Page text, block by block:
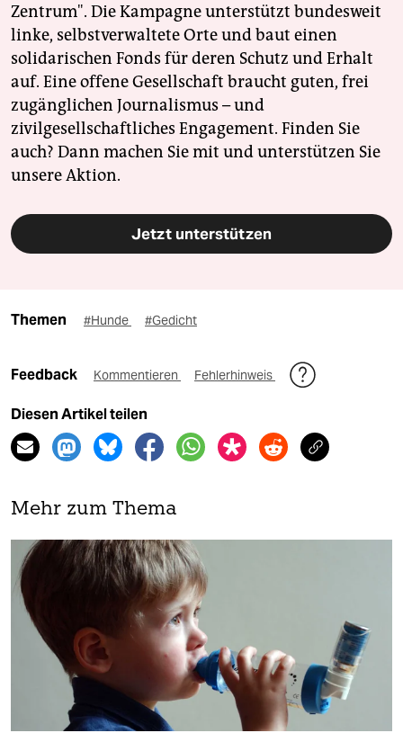
Zentrum". Die Kampagne unterstützt bundesweit
linke, selbstverwaltete Orte und baut einen
solidarischen Fonds für deren Schutz und Erhalt
auf. Eine offene Gesellschaft braucht guten, frei
zugänglichen Journalismus – und
zivilgesellschaftliches Engagement. Finden Sie
auch? Dann machen Sie mit und unterstützen Sie
unsere Aktion.
Jetzt unterstützen
Themen #Hunde #Gedicht
Feedback Kommentieren Fehlerhinweis
Diesen Artikel teilen
Mehr zum Thema